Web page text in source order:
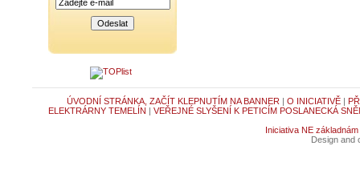
ÚVODNÍ STRÁNKA, ZAČÍT KLEPNUTÍM NA BANNER | O INICIATIVĚ|
ELEKTRÁRNY TEMELÍN | VEŘEJNÉ SLYŠENÍ K PETICÍM POSLANECKÁ
Iniciativa NE základnám
Design and